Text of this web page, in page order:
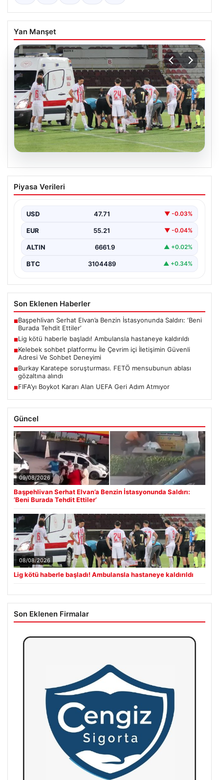
Yan Manşet
Lig kötü haberle başladı! Ambulansla
hastaneye kaldırıldı
Ambulansla Hastaneye Sevk Edildi”, “content”: “…
Piyasa Verileri
USD 47.71 ▼ -0.03%
EUR 55.21 ▼ -0.04%
ALTIN 6661.9 ▲ +0.02%
BTC 3104489 ▲ +0.34%
Son Eklenen Haberler
■Başpehlivan Serhat Elvan’a Benzin İstasyonunda Saldırı: ‘Beni
Burada Tehdit Ettiler’
■Lig kötü haberle başladı! Ambulansla hastaneye kaldırıldı
■Kelebek sohbet platformu İle Çevrim içi İletişimin Güvenli
Adresi Ve Sohbet Deneyimi
■Burkay Karatepe soruşturması. FETÖ mensubunun ablası
gözaltına alındı
■FIFA’yı Boykot Kararı Alan UEFA Geri Adım Atmıyor
Güncel
09/08/2026
Başpehlivan Serhat Elvan’a Benzin İstasyonunda Saldırı:
‘Beni Burada Tehdit Ettiler’
08/08/2026
Lig kötü haberle başladı! Ambulansla hastaneye kaldırıldı
Son Eklenen Firmalar